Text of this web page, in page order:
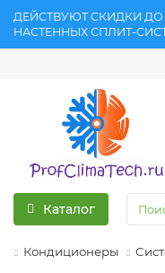
ДЕЙСТВУЮТ СКИДКИ ДО
НАСТЕННЫХ СПЛИТ-
Каталог
Кондиционеры